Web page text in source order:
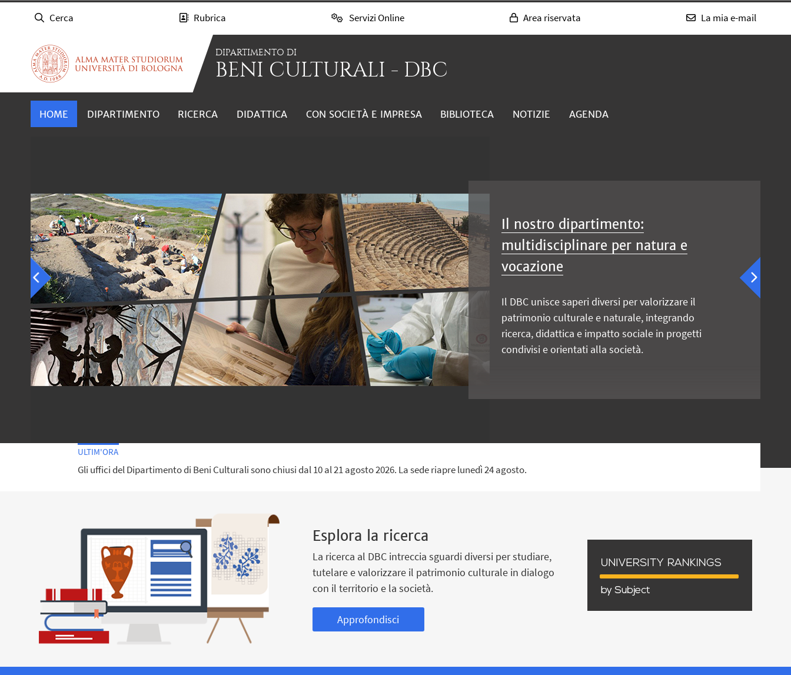
Cerca Rubrica Servizi Online Area riservata La mia e-mail
DIPARTIMENTO DI
BENI CULTURALI - DBC
HOME DIPARTIMENTO RICERCA DIDATTICA CON SOCIETÀ E IMPRESA BIBLIOTECA NOTIZIE AGENDA
Il nostro dipartimento:
multidisciplinare per natura e
vocazione
Il DBC unisce saperi diversi per valorizzare il
patrimonio culturale e naturale, integrando
ricerca, didattica e impatto sociale in progetti
condivisi e orientati alla società.
ULTIM'ORA
Gli uffici del Dipartimento di Beni Culturali sono chiusi dal 10 al 21 agosto 2026. La sede riapre lunedì 24 agosto.
Esplora la ricerca
La ricerca al DBC intreccia sguardi diversi per studiare,
tutelare e valorizzare il patrimonio culturale in dialogo
con il territorio e la società.
Approfondisci